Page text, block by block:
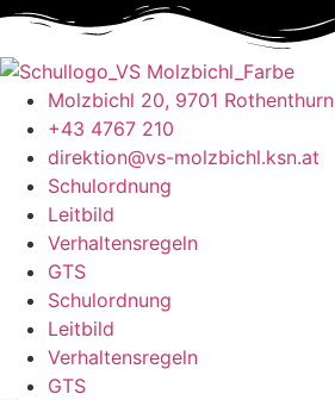
Molzbichl 20, 9701 Rothenthurn
+43 4767 210
direktion@vs-molzbichl.ksn.at
Schulordnung
Leitbild
Verhaltensregeln
GTS
Schulordnung
Leitbild
Verhaltensregeln
GTS